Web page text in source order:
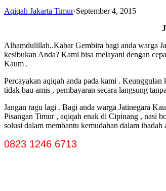
6713
Aqiqah Jakarta Timur·September 4, 2015
Alhamdulillah..Kabar Gembira bagi anda warga
kesibukan Anda? Kami bisa melayani dengan
Kaum .
Percayakan aqiqah anda pada kami .
tidak bau amis , pembayaran secara langsung
Jangan ragu lagi . Bagi anda warga Jatinegara
Pisangan Timur , aqiqah enak di Cipinang , nasi
solusi dalam membantu kemudahan dalam
0823 1246 6713